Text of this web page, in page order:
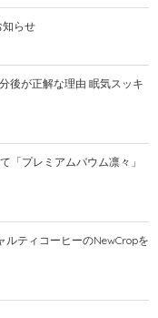
知らせ
後が正解な理由 眠気スッキ
「プレミアムバウム凛々」
ルティコーヒーのNewCropを